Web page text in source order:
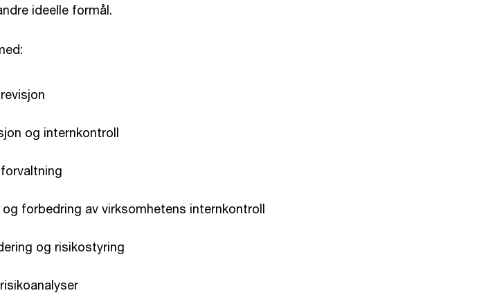
ideelle formål.
og internkontroll
og forbedring av virksomhetens internkontroll
og risikostyring